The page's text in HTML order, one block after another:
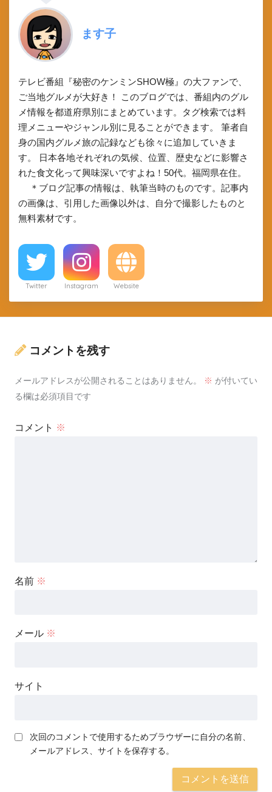
ます子
テレビ番組『秘密のケンミンSHOW極』の大ファンで、
ご当地グルメが大好き！ このブログでは、番組内のグル
メ情報を都道府県別にまとめています。タグ検索では料
理メニューやジャンル別に見ることができます。 筆者自
身の国内グルメ旅の記録なども徐々に追加していきま
す。 日本各地それぞれの気候、位置、歴史などに影響さ
れた食文化って興味深いですよね！50代。福岡県在住。
＊ブログ記事の情報は、執筆当時のものです。記事内
の画像は、引用した画像以外は、自分で撮影したものと
無料素材です。
Twitter Instagram Website
コメントを残す
メールアドレスが公開されることはありません。 ※ が付いてい
る欄は必須項目です
コメント ※
名前 ※
メール ※
サイト
次回のコメントで使用するためブラウザーに自分の名前、
メールアドレス、サイトを保存する。